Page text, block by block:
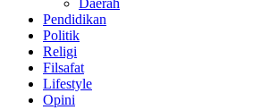
Daerah
Pendidikan
Politik
Religi
Filsafat
Lifestyle
Opini